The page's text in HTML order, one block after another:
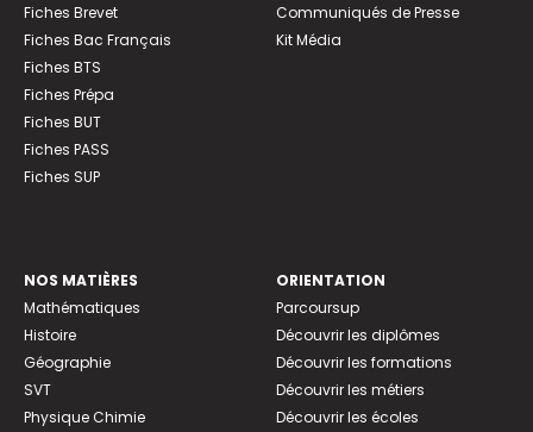
Fiches Brevet
Fiches Bac Français
Fiches BTS
Fiches Prépa
Fiches BUT
Fiches PASS
Fiches SUP
Communiqués de Presse
Kit Média
NOS MATIÈRES
Mathématiques
Histoire
Géographie
SVT
Physique Chimie
ORIENTATION
Parcoursup
Découvrir les diplômes
Découvrir les formations
Découvrir les métiers
Découvrir les écoles